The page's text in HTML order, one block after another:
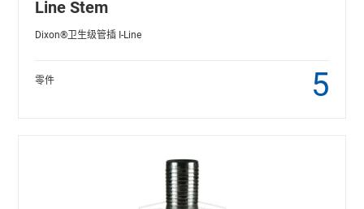
Line Stem
Dixon®卫生级管插 I-Line
零件 5